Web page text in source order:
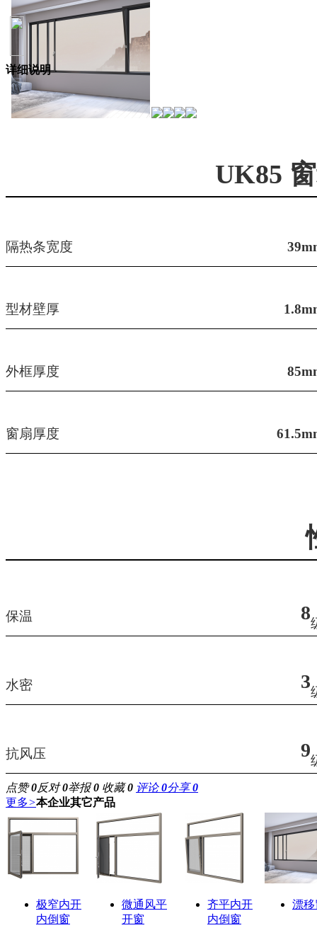
详细说明
UK85
隔热条宽度
型材壁厚
外框厚度
窗扇厚度
保温 8
水密 3
抗风压 9
点赞0反对0举报0 收藏0 评论0分享0
更多>本企业其它产品
极窄内开
内倒窗
微通风平
开窗
齐平内开
内倒窗
漂移